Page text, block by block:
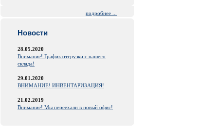
подробнее ...
Новости
28.05.2020
Внимание! График отгрузки с нашего
склада!
29.01.2020
ВНИМАНИЕ! ИНВЕНТАРИЗАЦИЯ!
21.02.2019
Внимание! Мы переехали в новый офис!